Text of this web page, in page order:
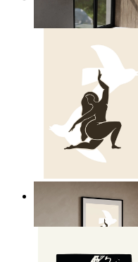
14,95 €
Nordic Freedom Poster